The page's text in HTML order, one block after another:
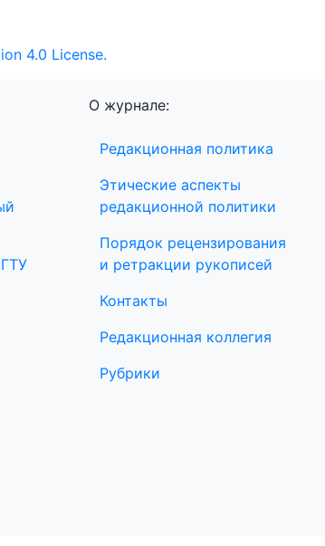
4.0 License.
О журнале:
Редакционная политика
Этические аспекты
редакционной политики
Порядок рецензирования
и ретракции рукописей
Контакты
Редакционная коллегия
Рубрики